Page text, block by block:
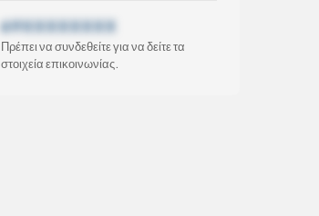
69XXXXXXXX
Πρέπει να συνδεθείτε για να δείτε τα
στοιχεία επικοινωνίας.